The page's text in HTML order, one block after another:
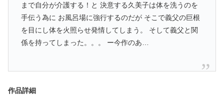
まで自分が介護する！と 決意する久美子は体を洗うのを
手伝う為に お風呂場に強行するのだが そこで義父の巨根
を目にし体を火照らせ発情してしまう。 そして義父と関
係を持ってしまった。。。 ー今作のあ…
作品詳細